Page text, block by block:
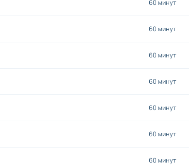
60 минут
60 минут
60 минут
60 минут
60 минут
60 минут
60 минут